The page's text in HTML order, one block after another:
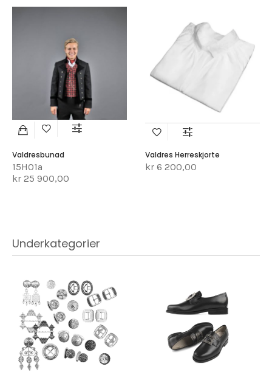
Valdresbunad
15H01a
kr 25 900,00
Valdres Herreskjorte
kr 6 200,00
Underkategorier